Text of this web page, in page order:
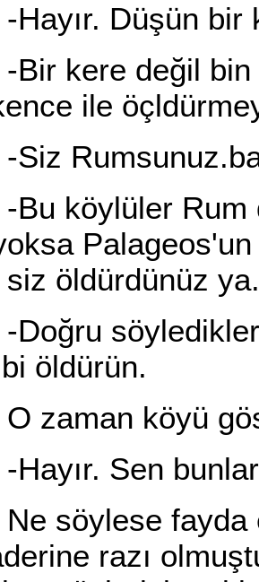
Düşün bir
değil bin
ile
Rum
siz öldürdünüz ya.
söylediklerin
öldürün.
köyü
Sen bunlar
fayda
razı